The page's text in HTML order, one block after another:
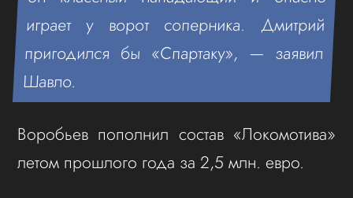
играет у ворот соперника. Дмитрий
пригодился бы «Спартаку», — заявил
Шавло.
Воробьев пополнил состав «Локомотива»
летом прошлого года за 2,5 млн. евро.